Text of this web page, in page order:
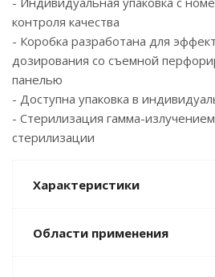
контроля качества
- Коробка разработана для
дозирования со съемной
панелью
- Доступна упаковка в
- Стерилизация гамма-
стерилизации
Характеристики
Области применения